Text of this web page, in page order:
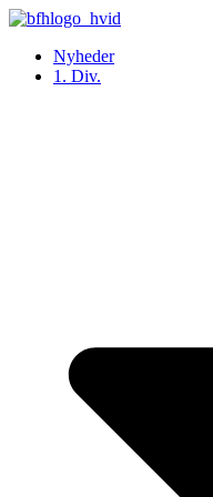
Videre
indholdNyheder
1. Div.